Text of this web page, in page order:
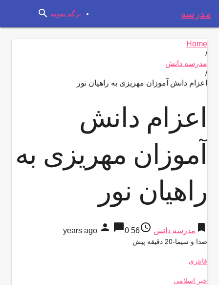
مدرسه برگه نمونه search
Home
/
مدرسه دانش
/
اعزام دانش آموزان مهریزی به راهیان نور
اعزام دانش
آموزان مهریزی به
راهیان نور
bookmark مدرسه دانش access_time
56 years ago
person chat_bubble0
صدا و سیما-20 دقیقه پیش
فانتزی
خبر اسلامی